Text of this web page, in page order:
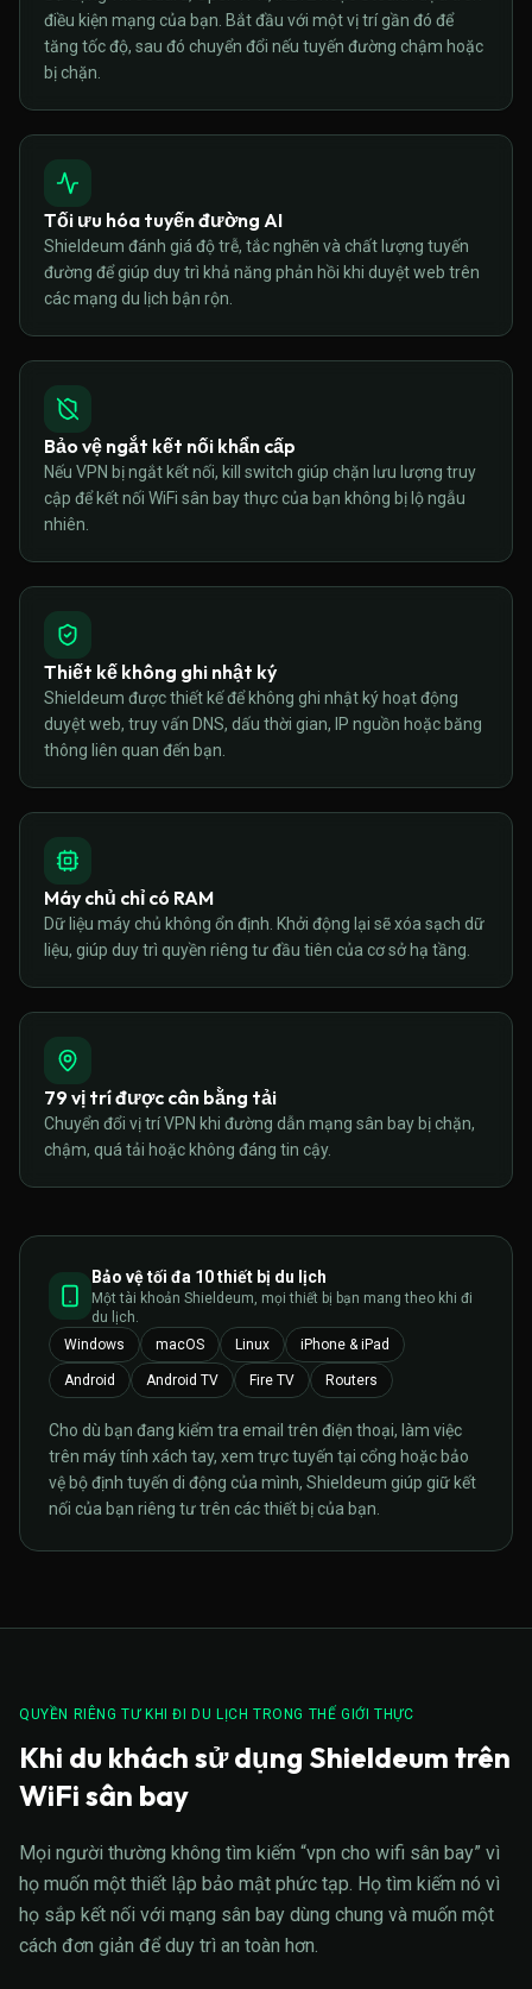
điều kiện mạng của bạn. Bắt đầu với một vị trí gần đó để
tăng tốc độ, sau đó chuyển đổi nếu tuyến đường chậm hoặc
bị chặn.
Tối ưu hóa tuyến đường AI
Shieldeum đánh giá độ trễ, tắc nghẽn và chất lượng tuyến
đường để giúp duy trì khả năng phản hồi khi duyệt web trên
các mạng du lịch bận rộn.
Bảo vệ ngắt kết nối khẩn cấp
Nếu VPN bị ngắt kết nối, kill switch giúp chặn lưu lượng truy
cập để kết nối WiFi sân bay thực của bạn không bị lộ ngẫu
nhiên.
Thiết kế không ghi nhật ký
Shieldeum được thiết kế để không ghi nhật ký hoạt động
duyệt web, truy vấn DNS, dấu thời gian, IP nguồn hoặc băng
thông liên quan đến bạn.
Máy chủ chỉ có RAM
Dữ liệu máy chủ không ổn định. Khởi động lại sẽ xóa sạch dữ
liệu, giúp duy trì quyền riêng tư đầu tiên của cơ sở hạ tầng.
79 vị trí được cân bằng tải
Chuyển đổi vị trí VPN khi đường dẫn mạng sân bay bị chặn,
chậm, quá tải hoặc không đáng tin cậy.
Bảo vệ tối đa 10 thiết bị du lịch
Một tài khoản Shieldeum, mọi thiết bị bạn mang theo khi đi
du lịch.
Windows
macOS Linux iPhone & iPad
Android Android TV Fire TV Routers
Cho dù bạn đang kiểm tra email trên điện thoại, làm việc
trên máy tính xách tay, xem trực tuyến tại cổng hoặc bảo
vệ bộ định tuyến di động của mình, Shieldeum giúp giữ kết
nối của bạn riêng tư trên các thiết bị của bạn.
QUYỀN RIÊNG TƯ KHI ĐI DU LỊCH TRONG THẾ GIỚI THỰC
Khi du khách sử dụng Shieldeum trên
WiFi sân bay
Mọi người thường không tìm kiếm “vpn cho wifi sân bay” vì
họ muốn một thiết lập bảo mật phức tạp. Họ tìm kiếm nó vì
họ sắp kết nối với mạng sân bay dùng chung và muốn một
cách đơn giản để duy trì an toàn hơn.